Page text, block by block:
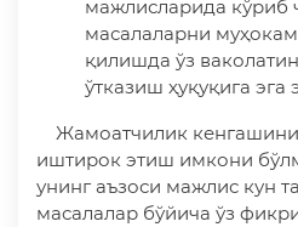
мажлисларида кўриб
масалаларни
қилишда ўз
ўтказиш ҳуқуқига эга
Жамоатчилик
иштирок этиш имкони
унинг аъзоси мажлис кун
масалалар бўйича ўз